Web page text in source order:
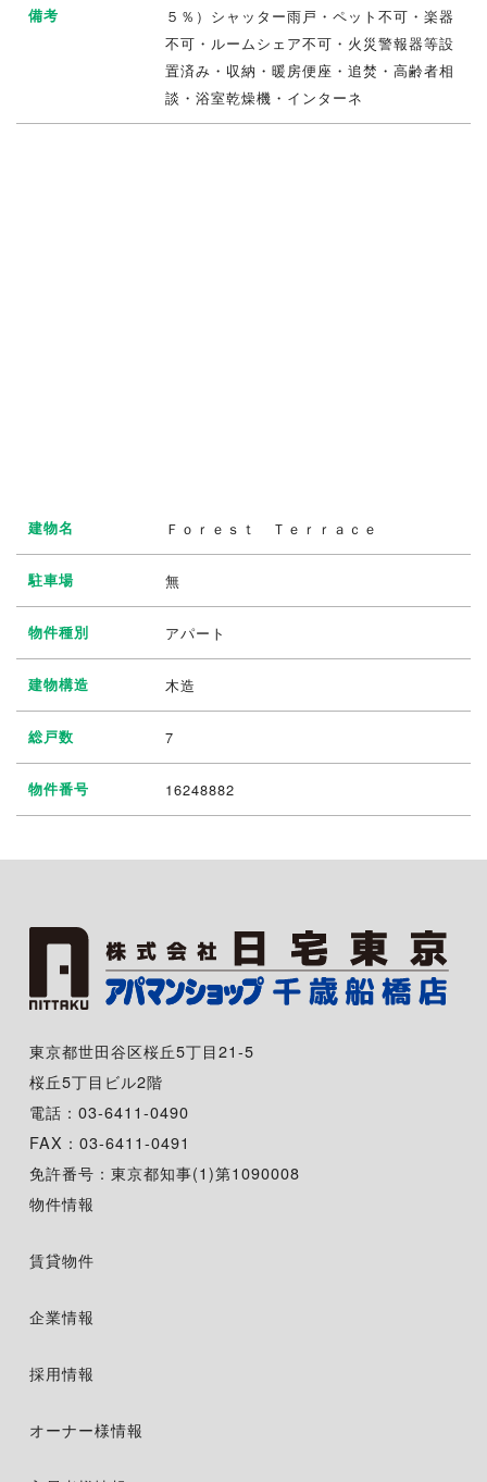
備考
５％）シャッター雨戸・ペット不可・楽器
不可・ルームシェア不可・火災警報器等設
置済み・収納・暖房便座・追焚・高齢者相
談・浴室乾燥機・インターネ
建物名 Ｆｏｒｅｓｔ Ｔｅｒｒａｃｅ
駐車場 無
物件種別 アパート
建物構造 木造
総戸数 7
物件番号 16248882
東京都世田谷区桜丘5丁目21-5
桜丘5丁目ビル2階
電話：03-6411-0490
FAX：03-6411-0491
免許番号：東京都知事(1)第1090008
物件情報
賃貸物件
企業情報
採用情報
オーナー様情報